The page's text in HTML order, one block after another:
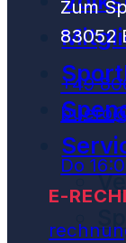
Zum
83052
+49
Do
E-